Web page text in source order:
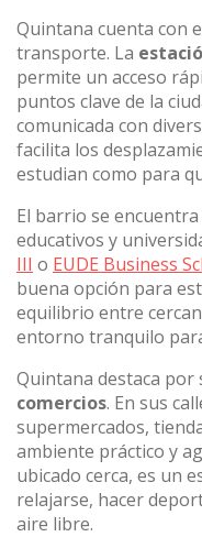
Quintana cuenta con
transporte. La
permite un acceso
puntos clave de la
comunicada con
facilita los
estudian como para
El barrio se
educativos y
III o EUDE Business
buena opción para
equilibrio entre
entorno tranquilo
Quintana destaca por
comercios. En sus
supermercados,
ambiente práctico y
ubicado cerca, es un
relajarse, hacer
aire libre.